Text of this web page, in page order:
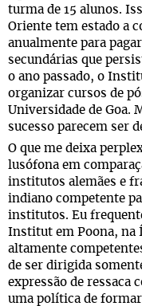
turma de 15 alunos.
Oriente tem estado a
anualmente para
secundárias que
o ano passado, o
organizar cursos de
Universidade de Goa.
sucesso parecem ser
O que me deixa
lusófona em
institutos alemães e
indiano competente
institutos. Eu
Institut em Poona, na
altamente
de ser dirigida
expressão de ressaca
uma política de